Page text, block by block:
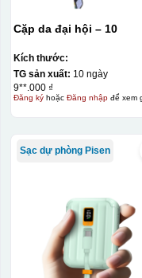
Cặp da đại hội – 10
Kích thước:
TG sản xuất: 10 ngày
9**.000 ₫
Đăng kýhoặc Đăng nhậpđể xem
Sạc dự phòng Pisen